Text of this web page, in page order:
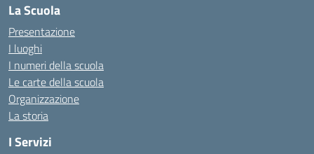
La Scuola
Presentazione
I luoghi
I numeri della scuola
Le carte della scuola
Organizzazione
La storia
I Servizi